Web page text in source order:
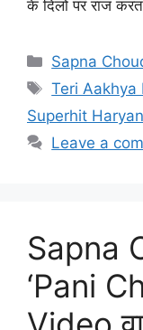
के दिलों पर राज
Categories
Sapna
Tags
Teri Aakhya
Superhit
Leave a
Sapna
‘Pani